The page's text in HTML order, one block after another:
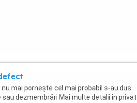
mai pornește cel mai probabil s-au dus
dezmembrări Mai multe detalii în privat